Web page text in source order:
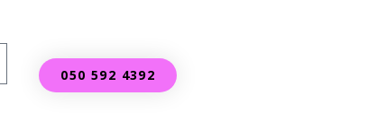
050 592 4392